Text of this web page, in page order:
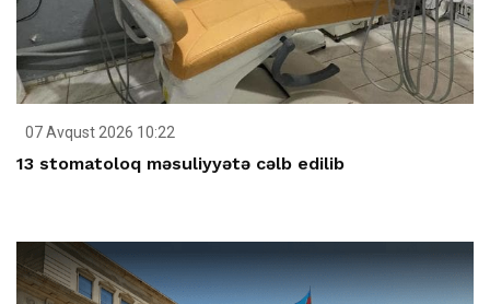
07 Avqust 2026 10:22
13 stomatoloq məsuliyyətə cəlb edilib